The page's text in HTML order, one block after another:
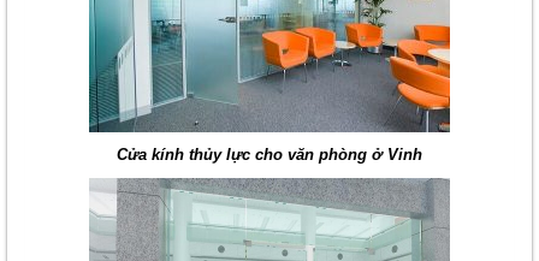
Cửa kính thủy lực cho văn phòng ở Vinh